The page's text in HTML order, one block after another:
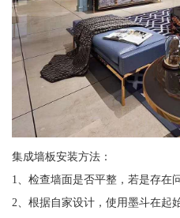
集成墙板安装方法：
1、检查墙面是否平整，若是存在
2、根据自家设计，使用墨斗在起